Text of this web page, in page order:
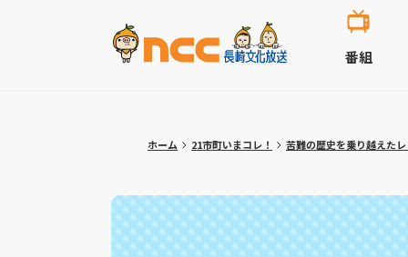
番組
ホーム 21市町いまコレ！ 苦難の歴史を乗り越えた